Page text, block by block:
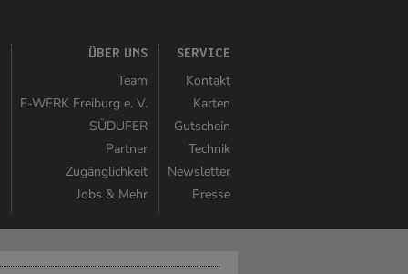
ÜBER UNS
Team
E-WERK Freiburg e. V.
SÜDUFER
Partner
Zugänglichkeit
Jobs & Mehr
SERVICE
Kontakt
Karten
Gutschein
Technik
Newsletter
Presse